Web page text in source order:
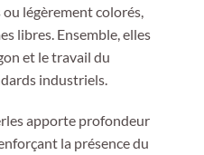
légèrement colorés,
libres. Ensemble, elles
et le travail du
industriels.
apporte profondeur
la présence du